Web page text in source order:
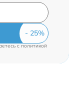
cполитикой